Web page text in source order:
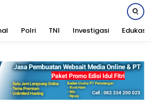
Polri TNI Investigasi Edukasi